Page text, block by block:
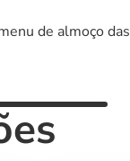
de almoço